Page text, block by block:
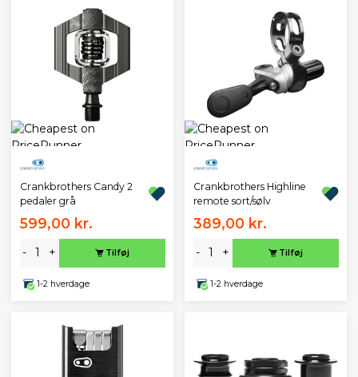
Crankbrothers Candy 2
pedaler grå
599,00 kr.
- + Tilføj
1-2 hverdage
Crankbrothers Highline
remote sort/sølv
389,00 kr.
- + Tilføj
1-2 hverdage